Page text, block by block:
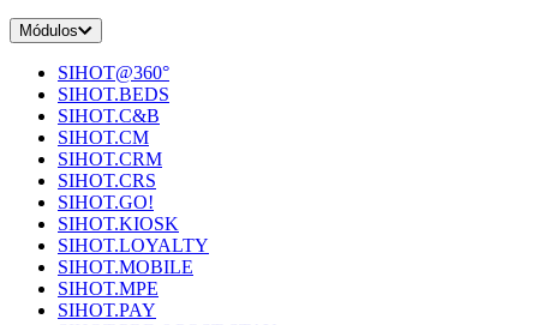
Módulos
SIHOT@360°
SIHOT.BEDS
SIHOT.C&B
SIHOT.CM
SIHOT.CRM
SIHOT.CRS
SIHOT.GO!
SIHOT.KIOSK
SIHOT.LOYALTY
SIHOT.MOBILE
SIHOT.MPE
SIHOT.PAY